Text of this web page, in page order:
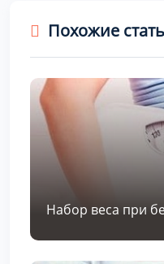
Похожие
Набор веса при